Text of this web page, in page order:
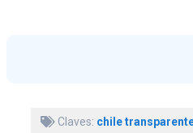
Claves: chile